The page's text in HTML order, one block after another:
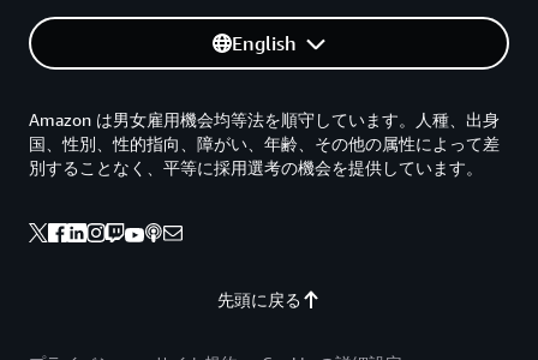
English
先頭に戻る
Amazon は男女雇用機会均等法を順守しています。人種、出身
国、性別、性的指向、障がい、年齢、その他の属性によって差
別することなく、平等に採用選考の機会を提供しています。